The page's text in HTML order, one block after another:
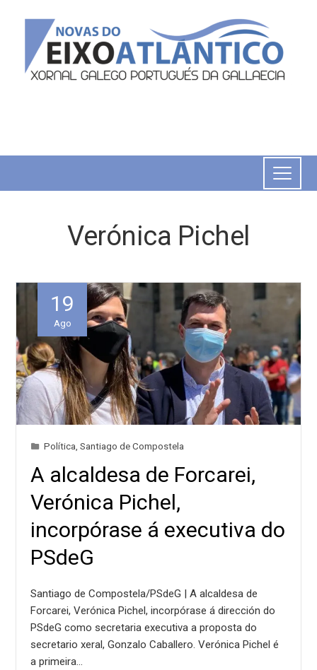
Verónica Pichel
19
Ago
Política ,Santiago de Compostela
A alcaldesa de Forcarei,
Verónica Pichel,
incorpórase á executiva do
PSdeG
Santiago de Compostela/PSdeG | A alcaldesa de
Forcarei, Verónica Pichel, incorpórase á dirección do
PSdeG como secretaria executiva a proposta do
secretario xeral, Gonzalo Caballero. Verónica Pichel é
a primeira…